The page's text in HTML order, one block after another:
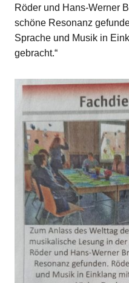
Röder und Hans-Werner
schöne Resonanz
Sprache und Musik in
gebracht.“